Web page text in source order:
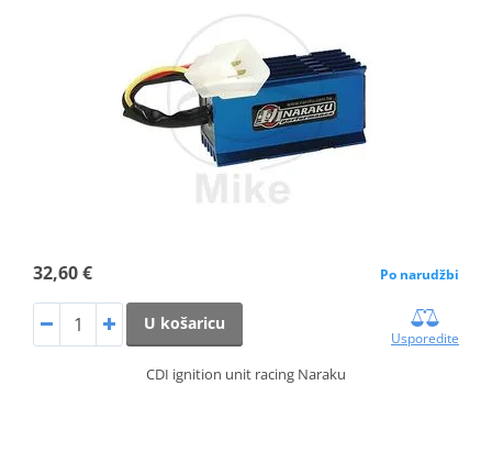
32,60 € Po narudžbi
U košaricu
Usporedite
CDI ignition unit racing Naraku